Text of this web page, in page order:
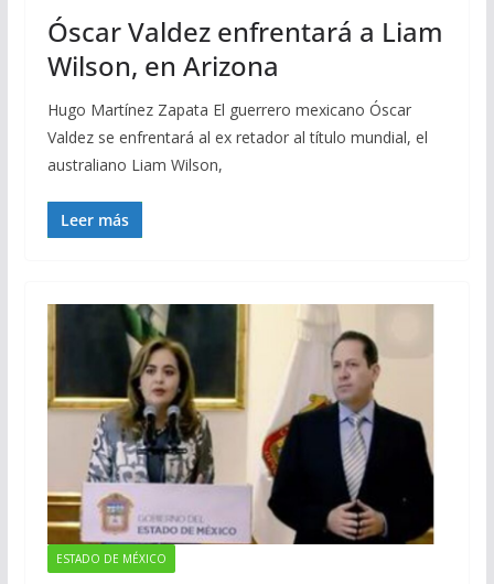
Óscar Valdez enfrentará a Liam
Wilson, en Arizona
Hugo Martínez Zapata El guerrero mexicano Óscar
Valdez se enfrentará al ex retador al título mundial, el
australiano Liam Wilson,
Leer más
ESTADO DE MÉXICO